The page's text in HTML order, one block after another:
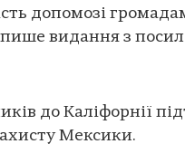
допомозі
видання з
до Каліфорнії
Мексики.